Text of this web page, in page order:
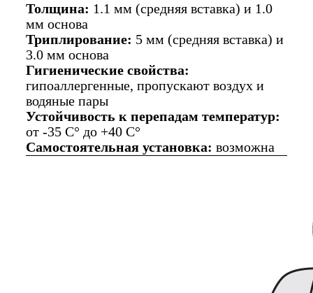
Толщина: 1.1 мм (средняя вставка) и 1.0
мм основа
Триплирование: 5 мм (средняя вставка) и
3.0 мм основа
Гигиенические свойства:
гипоаллергенные, пропускают воздух и
водяные пары
Устойчивость к перепадам температур:
от -35 C° до +40 C°
Самостоятельная установка: возможна